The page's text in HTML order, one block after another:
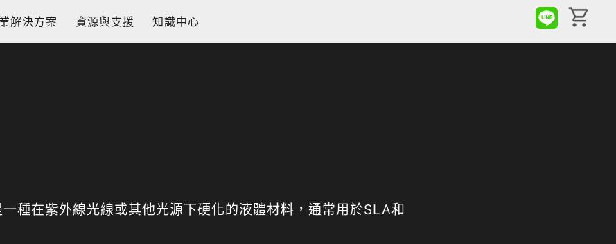
解決方案 資源與支援 知識中心
種在紫外線光線或其他光源下硬化的液體材料，通常用於SLA和